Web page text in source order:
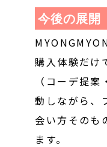
今後の展開
購入体験だけ
（コーデ提
動しながら、
会い方そのも
ます。